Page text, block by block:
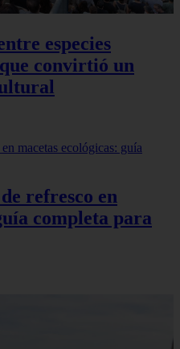
especies
convirtió un
refresco en
completa para